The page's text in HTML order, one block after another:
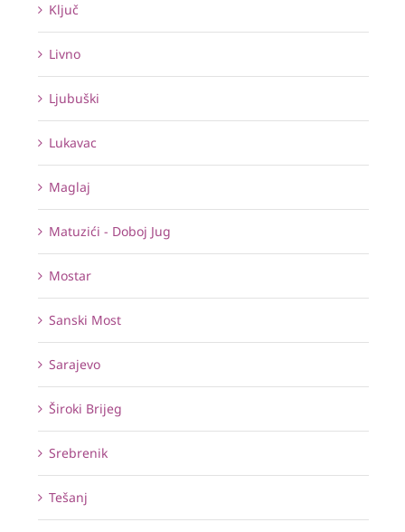
Ključ
Livno
Ljubuški
Lukavac
Maglaj
Matuzići - Doboj Jug
Mostar
Sanski Most
Sarajevo
Široki Brijeg
Srebrenik
Tešanj